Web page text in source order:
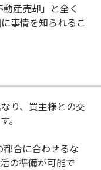
産売却」と全く
事情を知られるこ
り、買主様との交
。
合に合わせるな
の準備が可能で